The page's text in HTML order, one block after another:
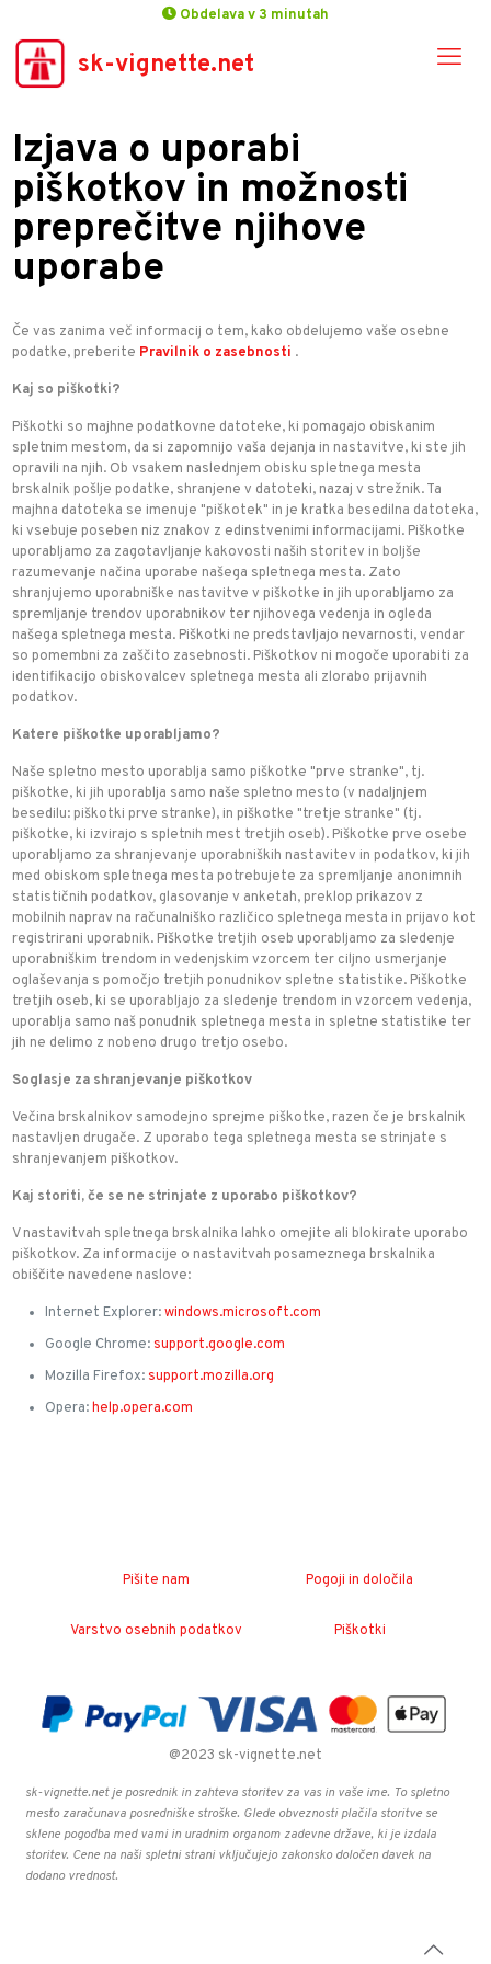
Obdelava v 3 minutah
sk-vignette.net
Izjava o uporabi
piškotkov in možnosti
preprečitve njihove
uporabe
Če vas zanima več informacij o tem, kako obdelujemo vaše osebne
podatke, preberite Pravilnik o zasebnosti .
Kaj so piškotki?
Piškotki so majhne podatkovne datoteke, ki pomagajo obiskanim
spletnim mestom, da si zapomnijo vaša dejanja in nastavitve, ki ste jih
opravili na njih. Ob vsakem naslednjem obisku spletnega mesta
brskalnik pošlje podatke, shranjene v datoteki, nazaj v strežnik. Ta
majhna datoteka se imenuje "piškotek" in je kratka besedilna datoteka,
ki vsebuje poseben niz znakov z edinstvenimi informacijami. Piškotke
uporabljamo za zagotavljanje kakovosti naših storitev in boljše
razumevanje načina uporabe našega spletnega mesta. Zato
shranjujemo uporabniške nastavitve v piškotke in jih uporabljamo za
spremljanje trendov uporabnikov ter njihovega vedenja in ogleda
našega spletnega mesta. Piškotki ne predstavljajo nevarnosti, vendar
so pomembni za zaščito zasebnosti. Piškotkov ni mogoče uporabiti za
identifikacijo obiskovalcev spletnega mesta ali zlorabo prijavnih
podatkov.
Katere piškotke uporabljamo?
Naše spletno mesto uporablja samo piškotke "prve stranke", tj.
piškotke, ki jih uporablja samo naše spletno mesto (v nadaljnjem
besedilu: piškotki prve stranke), in piškotke "tretje stranke" (tj.
piškotke, ki izvirajo s spletnih mest tretjih oseb). Piškotke prve osebe
uporabljamo za shranjevanje uporabniških nastavitev in podatkov, ki jih
med obiskom spletnega mesta potrebujete za spremljanje anonimnih
statističnih podatkov, glasovanje v anketah, preklop prikazov z
mobilnih naprav na računalniško različico spletnega mesta in prijavo kot
registrirani uporabnik. Piškotke tretjih oseb uporabljamo za sledenje
uporabniškim trendom in vedenjskim vzorcem ter ciljno usmerjanje
oglaševanja s pomočjo tretjih ponudnikov spletne statistike. Piškotke
tretjih oseb, ki se uporabljajo za sledenje trendom in vzorcem vedenja,
uporablja samo naš ponudnik spletnega mesta in spletne statistike ter
jih ne delimo z nobeno drugo tretjo osebo.
Soglasje za shranjevanje piškotkov
Večina brskalnikov samodejno sprejme piškotke, razen če je brskalnik
nastavljen drugače. Z uporabo tega spletnega mesta se strinjate s
shranjevanjem piškotkov.
Kaj storiti, če se ne strinjate z uporabo piškotkov?
V nastavitvah spletnega brskalnika lahko omejite ali blokirate uporabo
piškotkov. Za informacije o nastavitvah posameznega brskalnika
obiščite navedene naslove:
Internet Explorer:windows.microsoft.com
Google Chrome: support.google.com
Mozilla Firefox: support.mozilla.org
Opera:help.opera.com
Pišite nam Pogoji in določila
Varstvo osebnih podatkov Piškotki
@2023 sk-vignette.net
sk-vignette.net je posrednik in zahteva storitev za vas in vaše ime. To spletno
mesto zaračunava posredniške stroške. Glede obveznosti plačila storitve se
sklene pogodba med vami in uradnim organom zadevne države, ki je izdala
storitev. Cene na naši spletni strani vključujejo zakonsko določen davek na
dodano vrednost.